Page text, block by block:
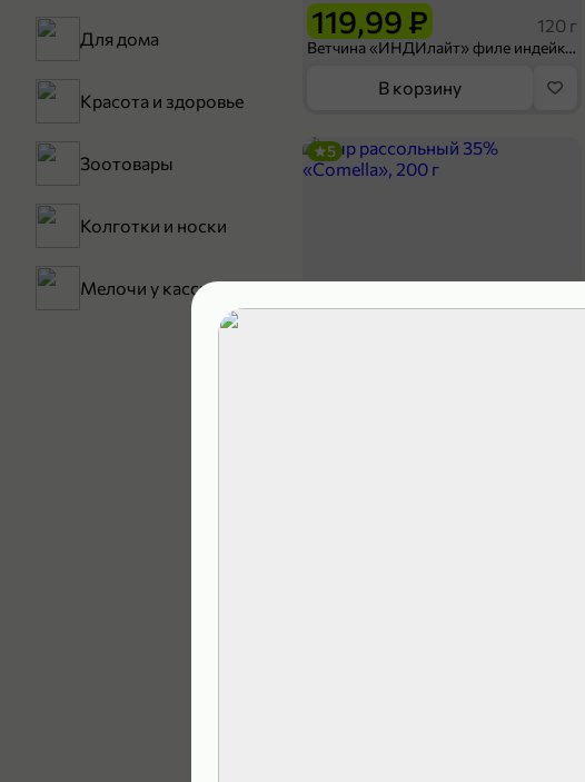
Для дома
Красота и здоровье
Зоотовары
Колготки и носки
Мелочи у кассы
119,99 ₽ 120 г
Ветчина «ИНДИлайт» филе индейки Мраморное, в нарезке, 120 г
В корзину
5